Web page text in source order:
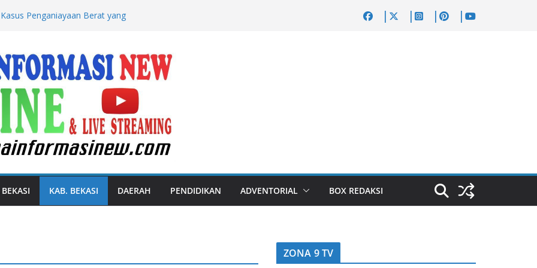
Penganiayaan Berat yang
Kunjungi Anak Pengetik Naskah
Undangan HUT RI Dari Presiden
: Apresiasi Tinggi Dan Bangga
Paralimpik
dan Restoran Kembali ke
Infrastruktur
KAB. BEKASI DAERAH PENDIDIKAN ADVENTORIAL BOX REDAKSI
ZONA 9 TV